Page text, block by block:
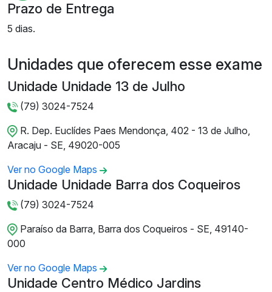
Prazo de Entrega
5 dias.
Unidades que oferecem esse exame
Unidade Unidade 13 de Julho
(79) 3024-7524
R. Dep. Euclídes Paes Mendonça, 402 - 13 de Julho,
Aracaju - SE, 49020-005
Ver no Google Maps
Unidade Unidade Barra dos Coqueiros
(79) 3024-7524
Paraíso da Barra, Barra dos Coqueiros - SE, 49140-
000
Ver no Google Maps
Unidade Centro Médico Jardins